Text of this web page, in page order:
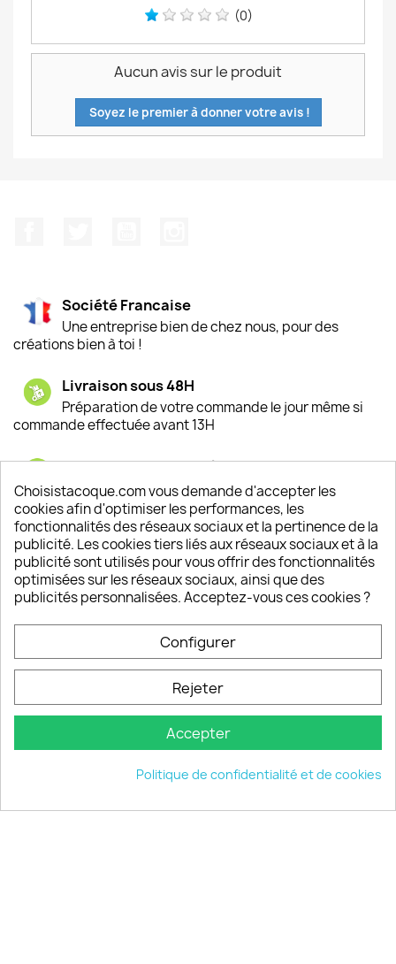
(0)
Aucun avis sur le produit
Soyez le premier à donner votre avis !
Société Francaise
Une entreprise bien de chez nous, pour des
créations bien à toi !
Livraison sous 48H
Préparation de votre commande le jour même si
commande effectuée avant 13H
Satisfaction de nos clients
Depuis 2009, entre 92% et 94% de nos clients
sont satisfaits de nos produits
Un SAV à votre écoute
Notre SAV est disponible 6/7J de 10h à 18H
keyboard_arrow_down
© 2026 - choisistacoque.com
Choisistacoque.com vous demande d'accepter les
cookies afin d'optimiser les performances, les
fonctionnalités des réseaux sociaux et la pertinence de la
publicité. Les cookies tiers liés aux réseaux sociaux et à la
publicité sont utilisés pour vous offrir des fonctionnalités
optimisées sur les réseaux sociaux, ainsi que des
publicités personnalisées. Acceptez-vous ces cookies ?
Configurer
Rejeter
Accepter
Politique de confidentialité et de cookies